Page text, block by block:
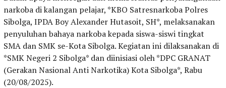
narkoba di kalangan pelajar, *KBO Satresnarkoba Polres
Sibolga, IPDA Boy Alexander Hutasoit, SH*, melaksanakan
penyuluhan bahaya narkoba kepada siswa-siswi tingkat
SMA dan SMK se-Kota Sibolga. Kegiatan ini dilaksanakan di
*SMK Negeri 2 Sibolga* dan diinisiasi oleh *DPC GRANAT
(Gerakan Nasional Anti Narkotika) Kota Sibolga*, Rabu
(20/08/2025).